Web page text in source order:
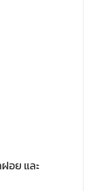
อย และ